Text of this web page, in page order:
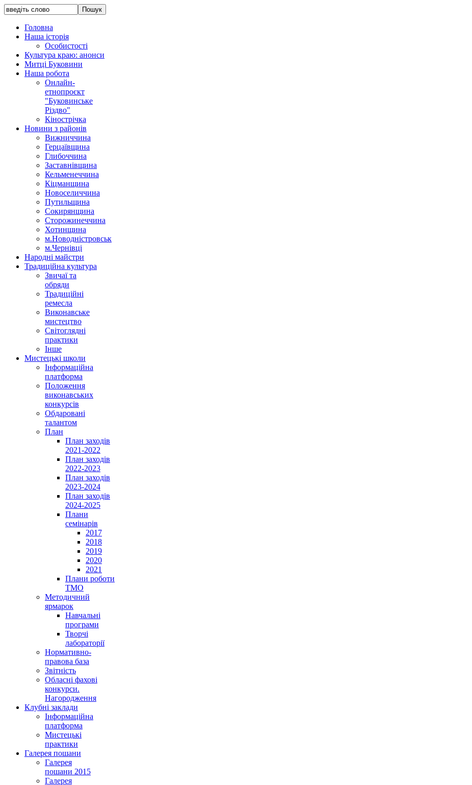
Головна
Наша історія
Особистості
Культура краю: анонси
Митці Буковини
Наша робота
Онлайн-
етнопроєкт
"Буковинське
Різдво"
Кінострічка
Новини з районів
Вижниччина
Герцаївщина
Глибоччина
Заставнівщина
Кельменеччина
Кіцманщина
Новоселиччина
Путильщина
Сокирянщина
Сторожинеччина
Хотинщина
м.Новодністровськ
м.Чернівці
Народні майстри
Традиційна культура
Звичаї та
обряди
Традиційні
ремесла
Виконавське
мистецтво
Світоглядні
практики
Інше
Мистецькі школи
Інформаційна
платформа
Положення
виконавських
конкурсів
Обдаровані
талантом
План
План заходів
2021-2022
План заходів
2022-2023
План заходів
2023-2024
План заходів
2024-2025
Плани
семінарів
2017
2018
2019
2020
2021
Плани роботи
ТМО
Методичний
ярмарок
Навчальні
програми
Творчі
лабораторії
Нормативно-
правова база
Звітність
Обласні фахові
конкурси.
Нагородження
Клубні заклади
Інформаційна
платформа
Мистецькі
практики
Галерея пошани
Галерея
пошани 2015
Галерея